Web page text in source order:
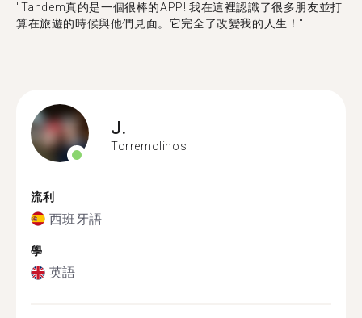
"Tandem真的是一個很棒的APP! 我在這裡認識了很多朋友並打
算在旅遊的時候與他們見面。它完全了改變我的人生！"
J.
Torremolinos
流利
西班牙語
學
英語